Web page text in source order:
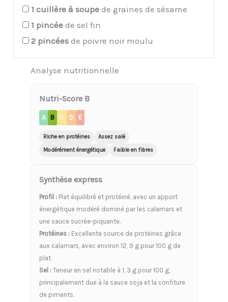
1 cuillère à soupe de graines de sésame
1 pincée de sel fin
2 pincées de poivre noir moulu
Analyse nutritionnelle
Nutri-Score B
A B C D E
Riche en protéines
Assez salé
Modérément énergétique
Faible en fibres
Synthèse express
Profil : Plat équilibré et protéiné, avec un apport
énergétique modéré dominé par les calamars et
une sauce sucrée-piquante.
Protéines : Excellente source de protéines grâce
aux calamars, avec environ 12, 9 g pour 100 g de
plat.
Sel : Teneur en sel notable à 1, 3 g pour 100 g,
principalement due à la sauce soja et la confiture
de piments.